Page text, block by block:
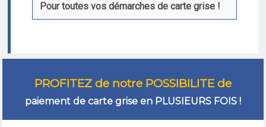
Pour toutes vos démarches de carte grise !
PROFITEZ de notre POSSIBILITE de
paiement de carte grise en PLUSIEURS FOIS !